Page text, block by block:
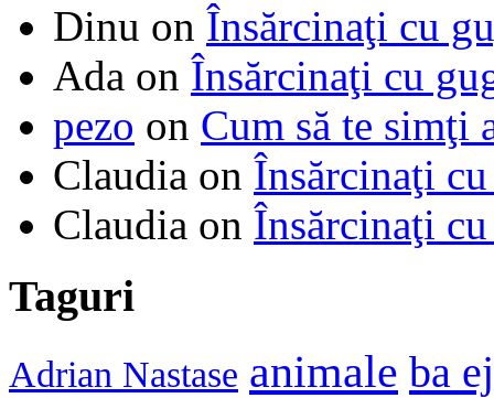
Dinu on Însărcinaţi cu
Ada on Însărcinaţi cu
pezo on Cum să te simţi
Claudia on Însărcinaţi
Claudia on Însărcinaţi
Taguri
Adrian Nastase animale ba